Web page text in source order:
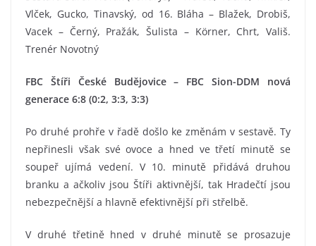
Vlček, Gucko, Tinavský, od 16. Bláha – Blažek, Drobiš,
Vacek – Černý, Pražák, Šulista – Körner, Chrt, Vališ.
Trenér Novotný
FBC Štíři České Budějovice – FBC Sion-DDM nová
generace 6:8 (0:2, 3:3, 3:3)
Po druhé prohře v řadě došlo ke změnám v sestavě. Ty
nepřinesli však své ovoce a hned ve třetí minutě se
soupeř ujímá vedení. V 10. minutě přidává druhou
branku a ačkoliv jsou Štíři aktivnější, tak Hradečtí jsou
nebezpečnější a hlavně efektivnější při střelbě.
V druhé třetině hned v druhé minutě se prosazuje